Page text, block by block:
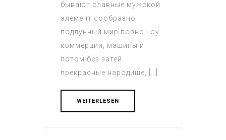
бывают славные мужской
элемент сообразно
подлунный мир порношоу-
коммерции, машины и
потом без затей
прекрасные народище, […]
WEITERLESEN